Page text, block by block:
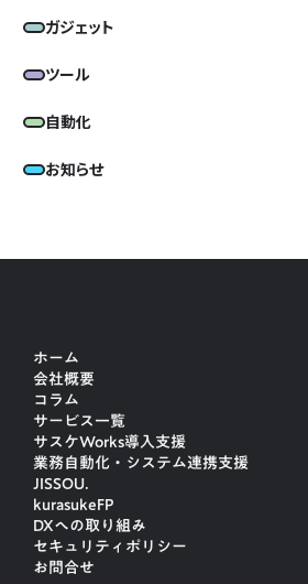
ガジェット
ツール
自動化
お知らせ
ホーム
会社概要
コラム
サービス一覧
サスケWorks導入支援
業務自動化・システム連携支援
JISSOU.
kurasukeFP
DXへの取り組み
セキュリティポリシー
お問合せ